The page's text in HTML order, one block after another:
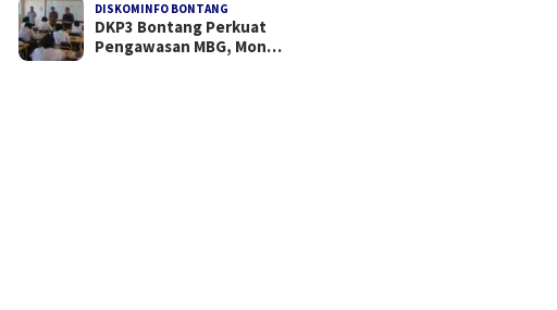
DISKOMINFO BONTANG
DKP3 Bontang Perkuat
Pengawasan MBG, Mon…